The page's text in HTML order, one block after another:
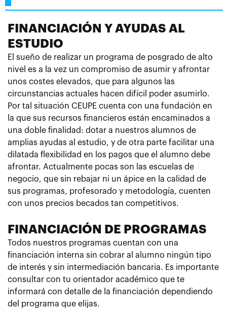
FINANCIACIÓN Y AYUDAS AL
ESTUDIO
El sueño de realizar un programa de posgrado de alto
nivel es a la vez un compromiso de asumir y afrontar
unos costes elevados, que para algunos las
circunstancias actuales hacen difícil poder asumirlo.
Por tal situación CEUPE cuenta con una fundación en
la que sus recursos financieros están encaminados a
una doble finalidad: dotar a nuestros alumnos de
amplias ayudas al estudio, y de otra parte facilitar una
dilatada flexibilidad en los pagos que el alumno debe
afrontar. Actualmente pocas son las escuelas de
negocio, que sin rebajar ni un ápice en la calidad de
sus programas, profesorado y metodología, cuenten
con unos precios becados tan competitivos.
FINANCIACIÓN DE PROGRAMAS
Todos nuestros programas cuentan con una
financiación interna sin cobrar al alumno ningún tipo
de interés y sin intermediación bancaria. Es importante
consultar con tu orientador académico que te
informará con detalle de la financiación dependiendo
del programa que elijas.